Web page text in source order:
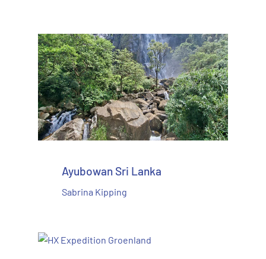
Ayubowan Sri Lanka
Sabrina Kipping